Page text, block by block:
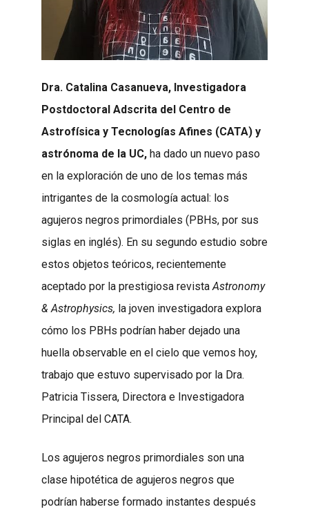
Dra. Catalina Casanueva, Investigadora
Postdoctoral Adscrita del Centro de
Astrofísica y Tecnologías Afines (CATA) y
astrónoma de la UC, ha dado un nuevo paso
en la exploración de uno de los temas más
intrigantes de la cosmología actual: los
agujeros negros primordiales (PBHs, por sus
siglas en inglés). En su segundo estudio sobre
estos objetos teóricos, recientemente
aceptado por la prestigiosa revista Astronomy
& Astrophysics, la joven investigadora explora
cómo los PBHs podrían haber dejado una
huella observable en el cielo que vemos hoy,
trabajo que estuvo supervisado por la Dra.
Patricia Tissera, Directora e Investigadora
Principal del CATA.
Los agujeros negros primordiales son una
clase hipotética de agujeros negros que
podrían haberse formado instantes después